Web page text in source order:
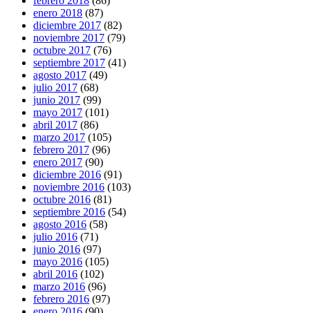
enero 2018 (87)
diciembre 2017 (82)
noviembre 2017 (79)
octubre 2017 (76)
septiembre 2017 (41)
agosto 2017 (49)
julio 2017 (68)
junio 2017 (99)
mayo 2017 (101)
abril 2017 (86)
marzo 2017 (105)
febrero 2017 (96)
enero 2017 (90)
diciembre 2016 (91)
noviembre 2016 (103)
octubre 2016 (81)
septiembre 2016 (54)
agosto 2016 (58)
julio 2016 (71)
junio 2016 (97)
mayo 2016 (105)
abril 2016 (102)
marzo 2016 (96)
febrero 2016 (97)